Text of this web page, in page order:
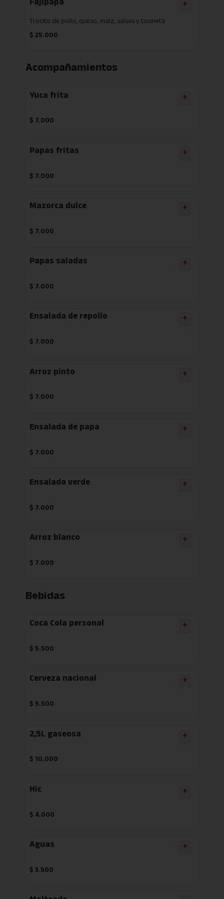
Fajipapa +
Trocito de pollo, queso, maíz, salsas y tocineta
$ 25.000
Acompañamientos
Yuca frita +
$ 7.000
Papas fritas +
$ 7.000
Mazorca dulce +
$ 7.000
Papas saladas +
$ 7.000
Ensalada de repollo +
$ 7.000
Arroz pinto +
$ 7.000
Ensalada de papa +
$ 7.000
Ensalada verde +
$ 7.000
Arroz blanco +
$ 7.000
Bebidas
Coca Cola personal +
$ 5.500
Cerveza nacional +
$ 5.500
2,5L gaseosa +
$ 10.000
Hic +
$ 4.000
Aguas +
$3.500